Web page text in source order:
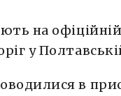
на
у
в